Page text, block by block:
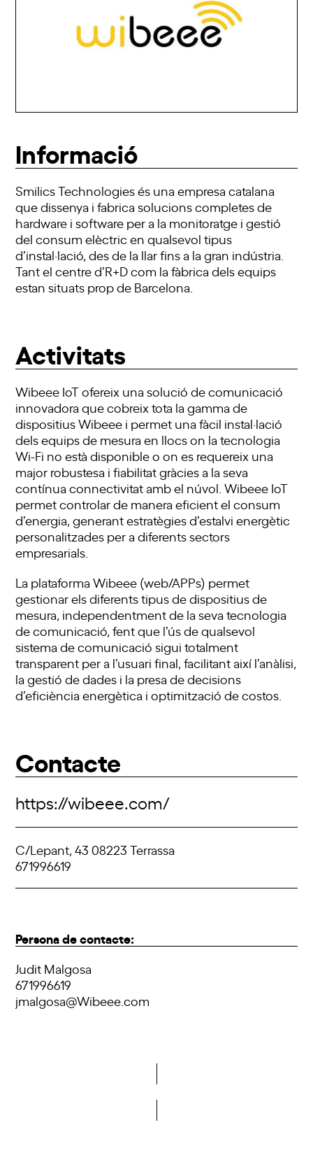
Informació
Smilics Technologies és una empresa catalana
que dissenya i fabrica solucions completes de
hardware i software per a la monitoratge i gestió
del consum elèctric en qualsevol tipus
d’instal·lació, des de la llar fins a la gran indústria.
Tant el centre d’R+D com la fàbrica dels equips
estan situats prop de Barcelona.
Activitats
Wibeee IoT ofereix una solució de comunicació
innovadora que cobreix tota la gamma de
dispositius Wibeee i permet una fàcil instal·lació
dels equips de mesura en llocs on la tecnologia
Wi-Fi no està disponible o on es requereix una
major robustesa i fiabilitat gràcies a la seva
contínua connectivitat amb el núvol. Wibeee IoT
permet controlar de manera eficient el consum
d’energia, generant estratègies d’estalvi energètic
personalitzades per a diferents sectors
empresarials.
La plataforma Wibeee (web/APPs) permet
gestionar els diferents tipus de dispositius de
mesura, independentment de la seva tecnologia
de comunicació, fent que l’ús de qualsevol
sistema de comunicació sigui totalment
transparent per a l’usuari final, facilitant així l’anàlisi,
la gestió de dades i la presa de decisions
d’eficiència energètica i optimització de costos.
Contacte
https://wibeee.com/
C/Lepant, 43 08223 Terrassa
671996619
Persona de contacte:
Judit Malgosa
671996619
jmalgosa@Wibeee.com